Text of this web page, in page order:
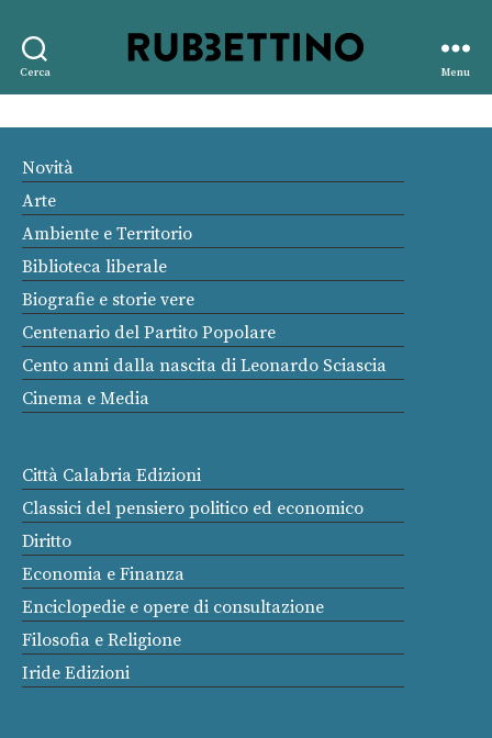
Cerca
editore
Menu
Novità
Arte
Ambiente e Territorio
Biblioteca liberale
Biografie e storie vere
Centenario del Partito Popolare
Cento anni dalla nascita di Leonardo Sciascia
Cinema e Media
Città Calabria Edizioni
Classici del pensiero politico ed economico
Diritto
Economia e Finanza
Enciclopedie e opere di consultazione
Filosofia e Religione
Iride Edizioni